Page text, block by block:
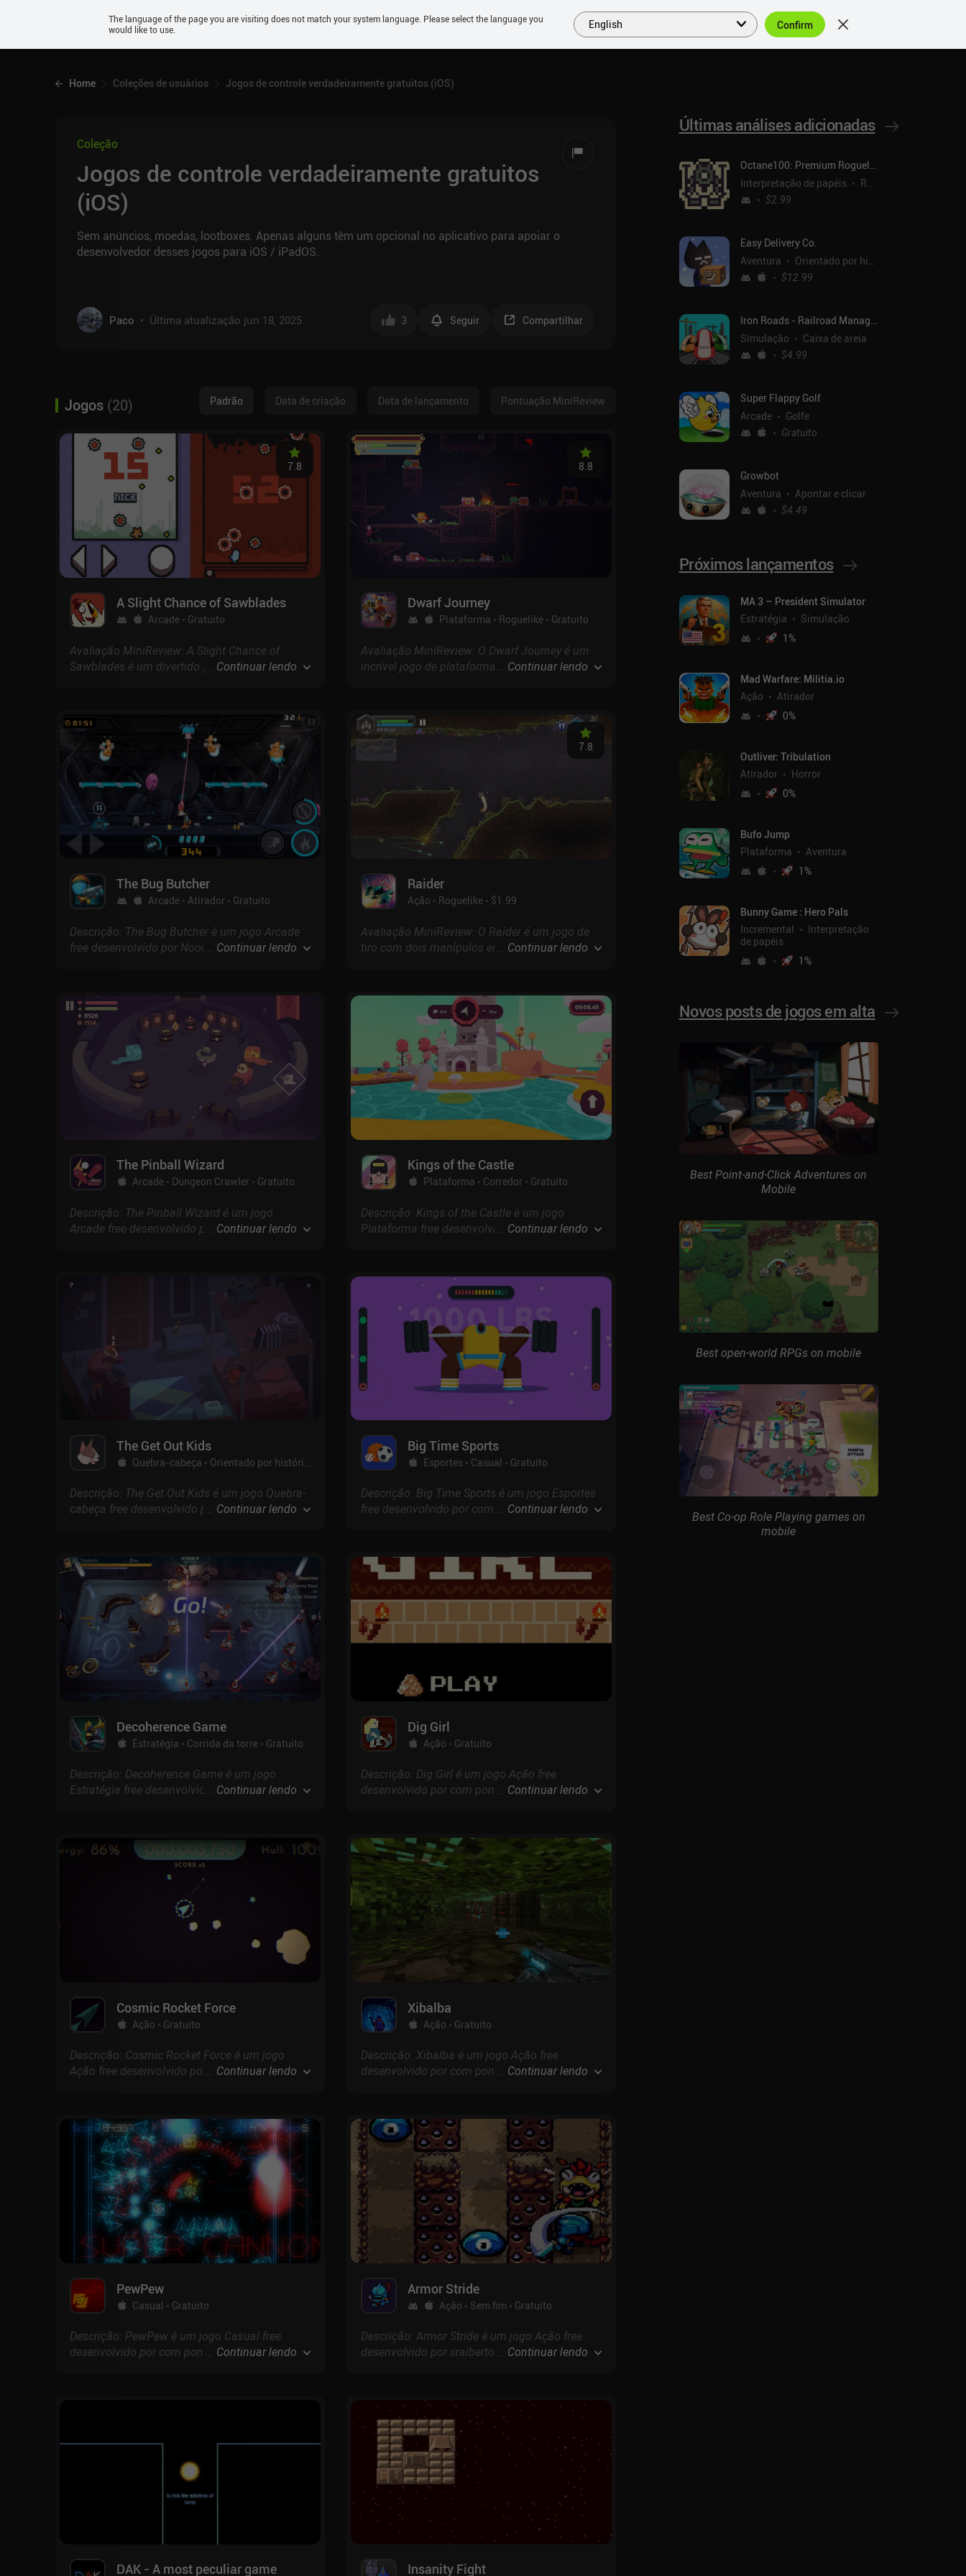
Android
MAIS EM BREVE SIMILARES COLEÇÕES TOP PT
Home Coleções de usuários Jogos de controle verdadeiramente gratuitos (iOS)
Coleção
Jogos de controle verdadeiramente gratuitos
(iOS)
Sem anúncios, moedas, lootboxes. Apenas alguns têm um opcional no aplicativo para apoiar o
desenvolvedor desses jogos para iOS / iPadOS.
Paco • Última atualização jun 18, 2025 3 Seguir Compartilhar
Jogos (20) Padrão Data de criação Data de lançamento Pontuação MiniReview
A Slight Chance of Sawblades
Arcade Gratuito
7.8
Avaliação MiniReview: A Slight Chance of
Sawblades é um divertido jogo de fliperama
... Continuar lendo
Dwarf Journey
Plataforma Roguelike Gratuito
8.8
Avaliação MiniReview: O Dwarf Journey é um
incrível jogo de plataforma de ação e roguelite
ostentamos uma barba incrível.
... Continuar lendo
The Bug Butcher
Arcade Atirador Gratuito
Descrição: The Bug Butcher é um jogo Arcade
free desenvolvido por Noodlecake com
... Continuar lendo
Raider
Ação Roguelike $1.99
7.8
Avaliação MiniReview: O Raider é um jogo de
tiro com dois manípulos em ritmo acelerado,
profundezas de uma caverna, enquanto
navegamos por um verdadeiro exército de
... Continuar lendo
The Pinball Wizard
Arcade Dungeon Crawler Gratuito
Descrição: The Pinball Wizard é um jogo
Arcade free desenvolvido por com pontuação
... Continuar lendo
Kings of the Castle
Plataforma Corredor Gratuito
Descrição: Kings of the Castle é um jogo
Plataforma free desenvolvido por com
... Continuar lendo
The Get Out Kids
Quebra-cabeça Orientado por histórias
Descrição: The Get Out Kids é um jogo Quebra-
cabeça free desenvolvido por com pontuação
... Continuar lendo
Big Time Sports
Esportes Casual Gratuito
Descrição: Big Time Sports é um jogo Esportes
free desenvolvido por com pontuação de 4.7 na
... Continuar lendo
Decoherence Game
Estratégia Corrida da torre Gratuito
Descrição: Decoherence Game é um jogo
Estratégia free desenvolvido por com
... Continuar lendo
Dig Girl
Ação Gratuito
Descrição: Dig Girl é um jogo Ação free
desenvolvido por com pontuação de no Google
... Continuar lendo
Cosmic Rocket Force
Ação Gratuito
Descrição: Cosmic Rocket Force é um jogo
Ação free desenvolvido por com pontuação de... Continuar lendo
Xibalba
Ação Gratuito
Descrição: Xibalba é um jogo Ação free
desenvolvido por com pontuação de no Google
... Continuar lendo
PewPew
Casual Gratuito
Descrição: PewPew é um jogo Casual free
desenvolvido por com pontuação de no Google
... Continuar lendo
Armor Stride
Ação Sem fim Gratuito
Descrição: Armor Stride é um jogo Ação free
desenvolvido por sralbertooo com pontuação
... Continuar lendo
DAK - A most peculiar game Insanity Fight
Últimas análises adicionadas
Octane100: Premium Roguelike
Interpretação de papéis
Roguelike
$2.99
Easy Delivery Co.
Aventura
Orientado por histórias
$12.99
Iron Roads - Railroad Manager
Simulação
Caixa de areia
$4.99
Super Flappy Golf
Arcade
Golfe
Gratuito
Growbot
Aventura
Apontar e clicar
$4.49
Próximos lançamentos
MA 3 – President Simulator
Estratégia
Simulação
1%
Mad Warfare: Militia.io
Ação
Atirador
0%
Outliver: Tribulation
Atirador
Horror
0%
Bufo Jump
Plataforma
Aventura
1%
Bunny Game : Hero Pals
Incremental
Interpretação
de papéis
1%
Novos posts de jogos em alta
Best Point-and-Click Adventures on
Mobile
Best open-world RPGs on mobile
Best Co-op Role Playing games on
mobile
The language of the page you are visiting does not match your system language. Please select the language you
would like to use.
English Confirm